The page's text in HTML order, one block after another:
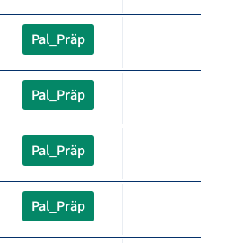
Pal_Präp
Pal_Präp
Pal_Präp
Pal_Präp